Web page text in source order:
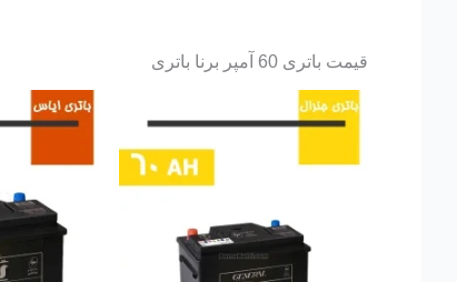
قیمت باتری 60 آمپر برنا باتری